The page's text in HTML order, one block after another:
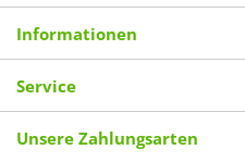
Informationen
Service
Unsere Zahlungsarten